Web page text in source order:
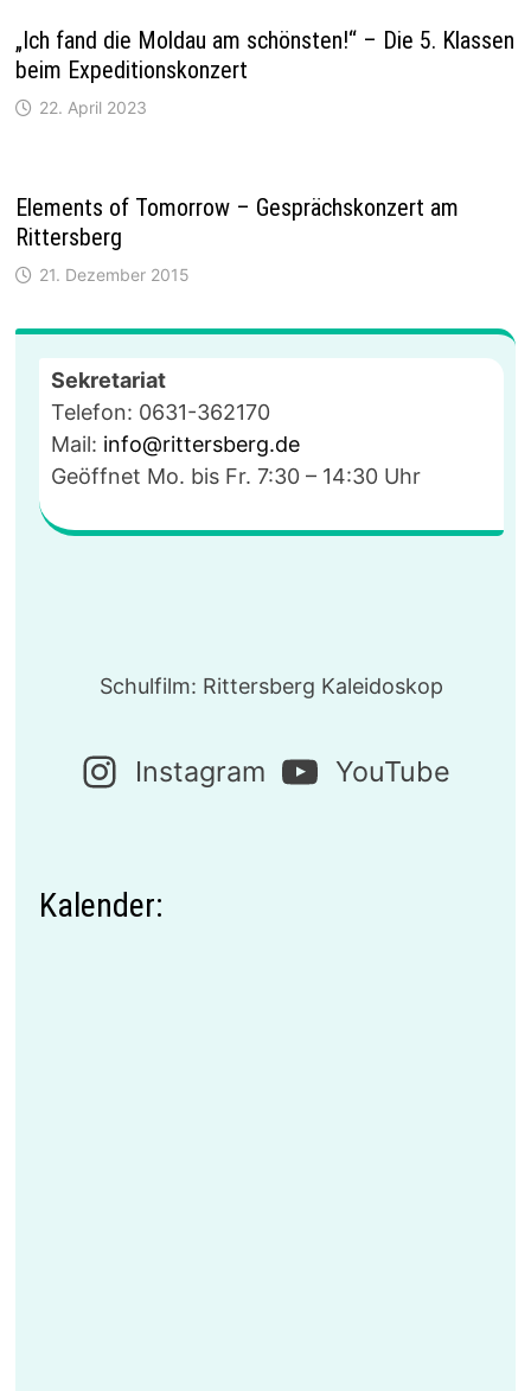
„Ich fand die Moldau am schönsten!“ – Die 5. Klassen
beim Expeditionskonzert
22. April 2023
Elements of Tomorrow – Gesprächskonzert am
Rittersberg
21. Dezember 2015
Sekretariat
Telefon: 0631-362170
Mail: info@rittersberg.de
Geöffnet Mo. bis Fr. 7:30 – 14:30 Uhr
Schulfilm: Rittersberg Kaleidoskop
Instagram YouTube
Kalender: